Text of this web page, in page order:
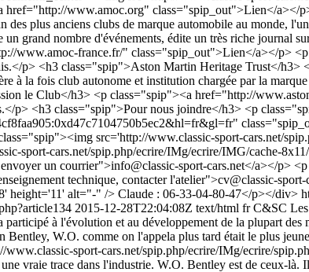
www.amoc.org" class="spip_out">Lien</a></
des plus anciens clubs de marque automobile au monde,
grand nombre d'événements, édite un très riche journal
www.amoc-france.fr/" class="spip_out">Lien</a></p>
p> <h3 class="spip">Aston Martin Heritage Trust</
à la fois club autonome et institution chargée par la
le Club</h3> <p class="spip"><a href="http://
p> <h3 class="spip">Pour nous joindre</h3> <p
src='http://www.classic-sport-cars.net/
sport-cars.net/spip.php/ecrire/IMg/ecrire/IMG/cache-
un courrier">info@classic-sport-cars.net</a></p> <p
technique, contacter l'atelier">cv@classic-sport-
height='11' alt="-" /> Claude : 06-33-04-80-47</p></div>
2015-12-28T22:04:08Z text/html fr C&SC
à l'évolution et au développement de la plupart
W.O. comme on l'appela plus tard était le plus
sport-cars.net/spip.php/ecrire/IMg/ecrire/
amélioreraient les performances. Il n'y eut pas loin de l'idée à la réalisation ce qui améliora largement la 12/15 hp puis le modèle course 12/40 de 1914. Cette même année, WO prit la 6ème place du TT contre des voitures de bien plus forte cylindrée.</p> <h3 class="spip">Le moteur aero BR2</h3> <p class="spip">Pendant la première guerre mondiale, le lieutenant (puis capitaine) WO Bentley (officier de réserve de la Royal Navy) fut rapidement versé chez <strong class="spip">Rolls-Royce</strong> à Derby, en raison de ses capacités et grâce à quelques relations puis il passa chez <strong class="spip">Sunbeam</strong> où il fit la démonstration de ses pistons en alu et les proposa pour les moteurs d'avion. <br/>Gwynnes, les concessionnaires anglais pour le moteur rotatif Clerget qui manquait de fiabilité et de puissance eurent aussi la visite de WO. Là aussi il proposa un certain nombre de modifications, y compris l'utilisation d'un cylindre d'aluminium rétréci sur une chemise de fonte pour améliorer le refroidissement. Mais ils n'acceptèrent pas les propositions de WO et il eut l'autorisation de monter un atelier expérimental dans les usines Humber à Coventry. <br/>Son moteur d'avion rotatif BR1 (Bentley Rotary 1), puis le BR2 de 250 cv, tous deux construits avec des amis chez Humber se révélèrent parmi les meilleurs du moment. Le BR2 continua sa carrière dans la RAF en débordant largement dans les années 20 sur les avions Sopwith.</p> <p class="spip">WO fut démobilisé avec le MBE une prime de £1000, puis il eut une prime exceptionnelle de £8000 (des sommes considérables à l'époque où le salaire moyen était d'un peu plus de £6,00 par mois) de la commission des inventeurs en reconnaissance de son apport à la motorisation des avions.</p> <h3 class="spip">Les débuts de Bentley - 1919</h3> <p class="spip">Peu après l'armistice de 1918, WO Bentley et un groupe comprenant Frank Burgess (un ancien de Humber) et Harry Varley (de Vauxhall) décidèrnet de concevoir une voiture de sport sous le nom de Bentley. La conception quatre soupapes par cylindre revient au colonel Clive Gallop. La création de « Bentley Motors Ltd » avec son frère HM date de 1919.</p> <p class="spip"><strong class="spip">De 1919 à 1931 WO créa des voitures qui devinrent légendaires et sont toujours recherchées pour leurs qualités intrinsèques techniques, sportives puis de luxe.</strong></p> <h3 class="spip">Les années 20</h3> <p class="spip"><strong class="spip">Septembre 1919</strong> et en quelques mois WO et sa petite équipe furent capables de faire tourner leur premier moteur de <strong class="spip">3 litres</strong> dans une petite écurie près de Baker Street à Londres (à deux rues de la maison de Sherlock Holmes). Ce moteur